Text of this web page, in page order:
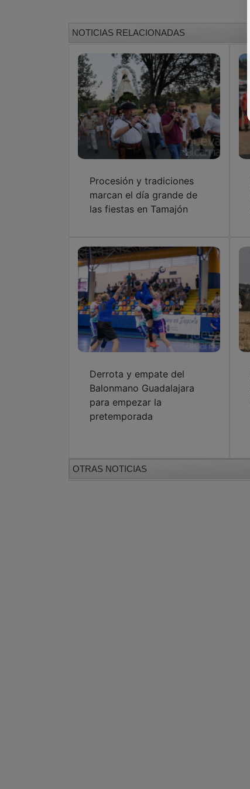
NOTICIAS RELACIONADAS
Procesión y tradiciones
marcan el día grande de
las fiestas en Tamajón
Derrota y empate del
Balonmano Guadalajara
para empezar la
pretemporada
OTRAS NOTICIAS